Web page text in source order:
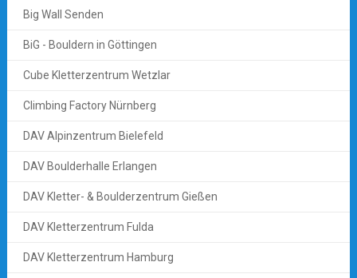
Big Wall Senden
BiG - Bouldern in Göttingen
Cube Kletterzentrum Wetzlar
Climbing Factory Nürnberg
DAV Alpinzentrum Bielefeld
DAV Boulderhalle Erlangen
DAV Kletter- & Boulderzentrum Gießen
DAV Kletterzentrum Fulda
DAV Kletterzentrum Hamburg